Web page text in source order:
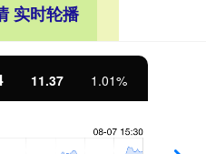
实时轮播
11.37 1.01%